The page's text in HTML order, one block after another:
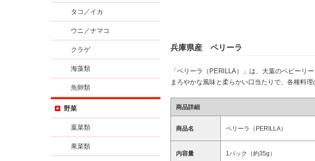
兵庫県産 ペリーラ
「ペリーラ（PERILLA）」は、大葉のベビーリー
まろやかな風味と柔らかい口当たりで、各種料理
商品詳細
商品名 ペリーラ（PERILLA）
内容量 1パック（約35g）
タコ／イカ
ウニ／ナマコ
クラゲ
海藻類
魚卵類
野菜
葉菜類
果菜類